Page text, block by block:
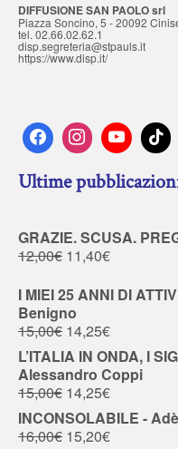
DIFFUSIONE SAN PAOLO srl
Piazza Soncino, 5 - 20092
tel. 02.66.02.62.1
disp.segreteria@stpauls.it
https://www.disp.it/
Ultime
GRAZIE. SCUSA.
12,00€ 11,40€
I MIEI 25 ANNI DI
Benigno
15,00€ 14,25€
L’ITALIA IN ONDA, I
Alessandro Coppi
15,00€ 14,25€
INCONSOLABILE -
16,00€ 15,20€